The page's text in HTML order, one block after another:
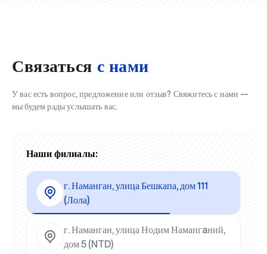
Связаться с нами
У вас есть вопрос, предложение или отзыв? Свяжитесь с нами —
мы будем рады услышать вас.
Наши филиалы:
г. Наманган, улица Бешкапа, дом 111
(Лола)
г. Наманган, улица Нодим Намангaний,
дом 5 (NTD)